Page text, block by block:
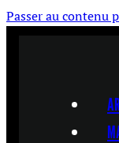
Passer au contenu